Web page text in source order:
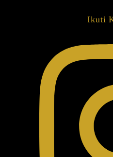
Ikuti